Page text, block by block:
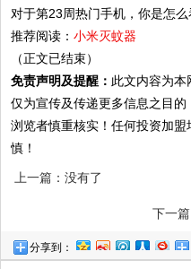
对于第23周热门手机，你是怎
推荐阅读：小米灭蚊器
（正文已结束）
免责声明及提醒： 此文内容为本
仅为宣传及传递更多信息之目
浏览者慎重核实！任何投资加
慎！
上一篇：没有了
下一篇
分享到：